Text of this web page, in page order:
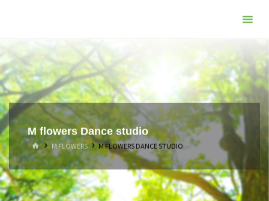
ン
ツ
へ
ス
キ
ッ
プ
M flowers Dance studio
ホ
ー
ム
M FLOWERS M FLOWERS DANCE STUDIO